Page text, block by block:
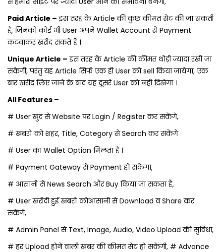
Paid Article – इस तरह के Article की कुछ कीमत सेट की जा सकती
है, जिनको कोई भी User अपने Wallet Account से Payment
कटवाकर खरीद सकते हैं ।
Unique Article – इस तरह के Article की कीमत थोड़ी ज्यादा रखी जा
सकेगी, परंतु यह Article सिर्फ एक ही User को sell किया जायेगा, एक
बार खरीद लिए जाने के बाद यह दूसरे User को नही दिखेगा ।
All Features –
# User खुद से Website पर Login / Register कर सकेंगे,
# खबरों को शहर, Title, Category से Search कर सकेंगे
# User का Wallet Option मिलता है ।
# Payment Gateway से Payment हो सकेगा,
# आसानी से News Search और Buy किया जा सकता है,
# User खरीदी हुई खबरों कोआसानी से Download व Share कर
सकेंगे,
# Admin Panel से Text, Image, Audio, Video Upload की सुविधा,
# हर Upload होने वाली खबर की कीमत सेट हो सकेगी, # Advance